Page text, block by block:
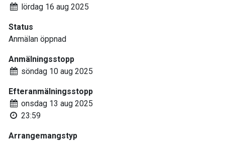
lördag 16 aug 2025
Status
Anmälan öppnad
Anmälningsstopp
söndag 10 aug 2025
Efteranmälningsstopp
onsdag 13 aug 2025
23:59
Arrangemangstyp